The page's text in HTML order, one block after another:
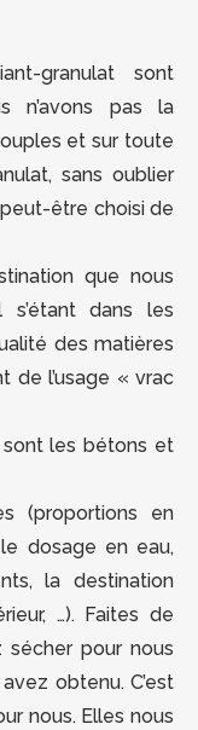
granulat sont
n’avons pas la
et sur toute
sans oublier
être choisi de
que nous
dans les
des matières
de l’usage « vrac
sont les bétons et
(proportions en
dosage en eau,
la destination
…). Faites de
sécher pour nous
obtenu. C’est
nous. Elles nous